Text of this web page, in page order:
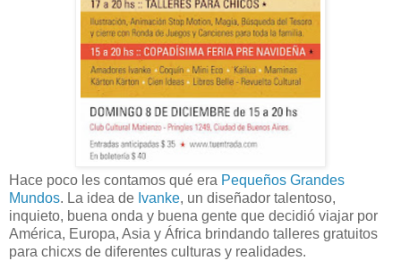
Hace poco les contamos qué era Pequeños Grandes
Mundos. La idea de Ivanke, un diseñador talentoso,
inquieto, buena onda y buena gente que decidió viajar por
América, Europa, Asia y África brindando talleres gratuitos
para chicxs de diferentes culturas y realidades.